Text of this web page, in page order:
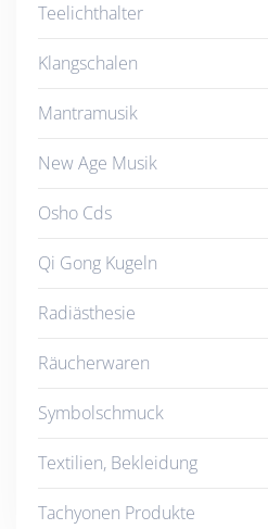
Teelichthalter
Klangschalen
Mantramusik
New Age Musik
Osho Cds
Qi Gong Kugeln
Radiästhesie
Räucherwaren
Symbolschmuck
Textilien, Bekleidung
Tachyonen Produkte